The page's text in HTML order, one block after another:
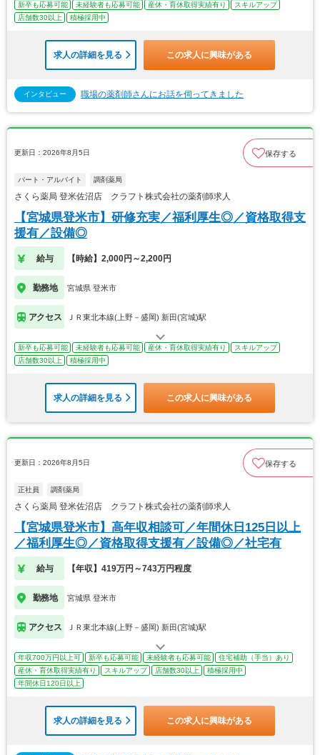
新卒も応募可能 未経験者も応募可能 産休・育休取得実績有り
スキルアップ
店舗数30以上
積極採用中
求人の詳細を見る この求人に興味がある
インタビュー 職場の薬剤師さんにお話を伺ってきました
更新日：2026年8月5日 保存する
パート・アルバイト 調剤薬局
さくら薬局 登米佐沼店 クラフト株式会社の薬剤師求人
【宮城県登米市】研修充実／福利厚生◎／資格取得支
援有／設備◎
給与 【時給】2,000円～2,200円
勤務地 宮城県 登米市
アクセス ＪＲ東北本線(上野－盛岡) 新田(宮城)駅
新卒も応募可能 未経験者も応募可能 産休・育休取得実績有り
スキルアップ
店舗数30以上
積極採用中
求人の詳細を見る この求人に興味がある
更新日：2026年8月5日 保存する
正社員 調剤薬局
さくら薬局 登米佐沼店 クラフト株式会社の薬剤師求人
【宮城県登米市】高年収相談可／年間休日125日以上
／福利厚生◎／資格取得支援有／設備◎／社宅有
給与 【年収】419万円～743万円程度
勤務地 宮城県 登米市
アクセス ＪＲ東北本線(上野－盛岡) 新田(宮城)駅
年収700万円以上可 新卒も応募可能 未経験者も応募可能
住宅補助（手当）あり
産休・育休取得実績有り
スキルアップ 店舗数30以上
積極採用中
年間休日120日以上
求人の詳細を見る この求人に興味がある